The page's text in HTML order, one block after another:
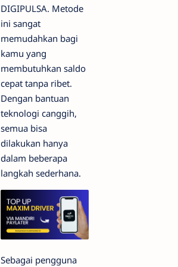
DIGIPULSA. Metode
ini sangat
memudahkan bagi
kamu yang
membutuhkan saldo
cepat tanpa ribet.
Dengan bantuan
teknologi canggih,
semua bisa
dilakukan hanya
dalam beberapa
langkah sederhana.
Sebagai pengguna